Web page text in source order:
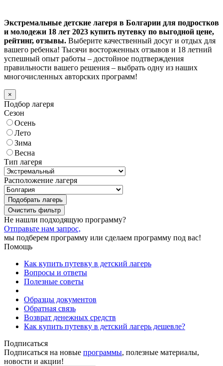
Экстремальные детские лагеря в Болгарии для подростков
и молодежи 18 лет 2023 купить путевку по выгодной цене,
рейтинг, отзывы. Выберите качественный досуг и отдых для
вашего ребенка! Тысячи восторженных отзывов и 18 летний
успешный опыт работы – достойное подтверждения
правильности вашего решения – выбрать одну из наших
многочисленных авторских программ!
×
Подбор лагеря
Сезон
Осень
Лето
Зима
Весна
Тип лагеря
Расположение лагеря
Подобрать лагерь
Не нашли подходящую программу?
Отправьте нам запрос,
мы подберем программу или сделаем программу под вас!
Помощь
Как купить путевку в детский лагерь
Вопросы и ответы
Полезные советы
Образцы документов
Обратная связь
Возврат денежных средств
Как купить путевку в детский лагерь дешевле?
Подписаться
Подписаться на новые программы, полезные материалы,
новости и акции!